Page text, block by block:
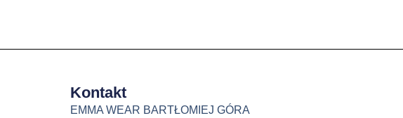
Kontakt
EMMA WEAR BARTŁOMIEJ GÓRA